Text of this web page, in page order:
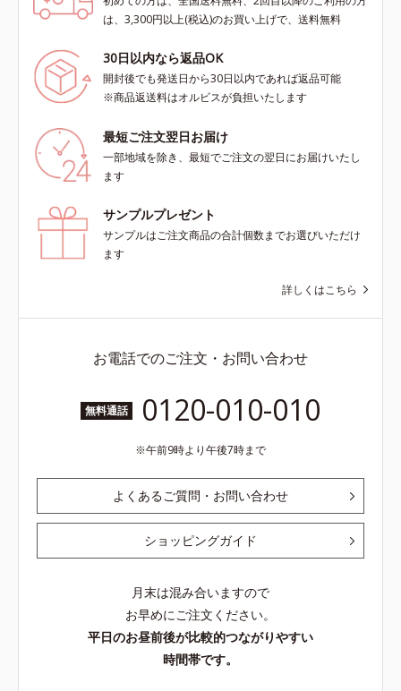
は、3,300円以上(税込)のお買い上げで、送料無料
30日以内なら返品OK
開封後でも発送日から30日以内であれば返品可能
※商品返送料はオルビスが負担いたします
最短ご注文翌日お届け
一部地域を除き、最短でご注文の翌日にお届けいたし
ます
サンプルプレゼント
サンプルはご注文商品の合計個数までお選びいただけ
ます
詳しくはこちら
お電話でのご注文・お問い合わせ
無料通話 0120-010-010
午前9時より午後7時まで
よくあるご質問・お問い合わせ
ショッピングガイド
月末は混み合いますので
お早めにご注文ください。
平日のお昼前後が比較的つながりやすい
時間帯です。